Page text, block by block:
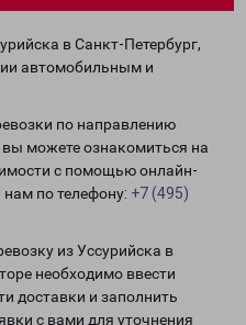
в Санкт-Петербург,
автомобильным и
по направлению
можете ознакомиться на
с помощью онлайн-
по телефону: +7 (495)
из Уссурийска в
необходимо ввести
доставки и заполнить
с вами для уточнения